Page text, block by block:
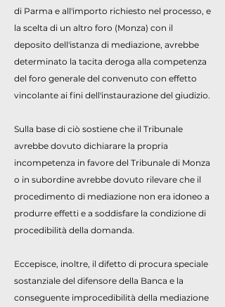
di Parma e all'importo richiesto nel processo, e
la scelta di un altro foro (Monza) con il
deposito dell'istanza di mediazione, avrebbe
determinato la tacita deroga alla competenza
del foro generale del convenuto con effetto
vincolante ai fini dell'instaurazione del giudizio.
Sulla base di ciò sostiene che il Tribunale
avrebbe dovuto dichiarare la propria
incompetenza in favore del Tribunale di Monza
o in subordine avrebbe dovuto rilevare che il
procedimento di mediazione non era idoneo a
produrre effetti e a soddisfare la condizione di
procedibilità della domanda.
Eccepisce, inoltre, il difetto di procura speciale
sostanziale del difensore della Banca e la
conseguente improcedibilità della mediazione